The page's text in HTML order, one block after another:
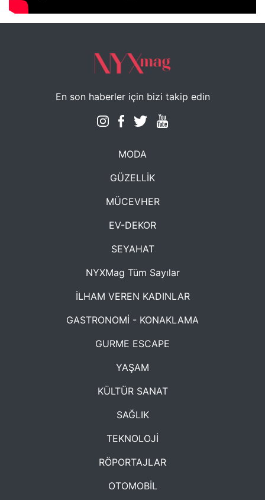
En son haberler için bizi takip edin
MODA
GÜZELLİK
MÜCEVHER
EV-DEKOR
SEYAHAT
NYXMag Tüm Sayılar
İLHAM VEREN KADINLAR
GASTRONOMİ - KONAKLAMA
GURME ESCAPE
YAŞAM
KÜLTÜR SANAT
SAĞLIK
TEKNOLOJİ
RÖPORTAJLAR
OTOMOBİL